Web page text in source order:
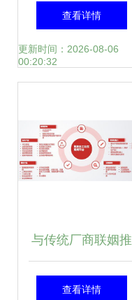
珠三角企业7S宣传
挂图实务指南
查看详情
更新时间：2026-08-06
00:20:32
与传统厂商联姻推
产品，这家数科公
查看详情